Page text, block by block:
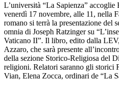
L’università “La Sapienza”
venerdì 17 novembre, alle 11, nella
romano si terrà la presentazione del
omnia di Joseph Ratzinger su
Vaticano II”. Il libro, edito dalla
Azzaro, che sarà presente
della sezione Storico-Religiosa del
religioni. Relatori saranno gli storici
Vian, Elena Zocca, ordinari de “La